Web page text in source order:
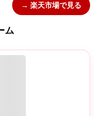
→ 楽天市場で見る
ム